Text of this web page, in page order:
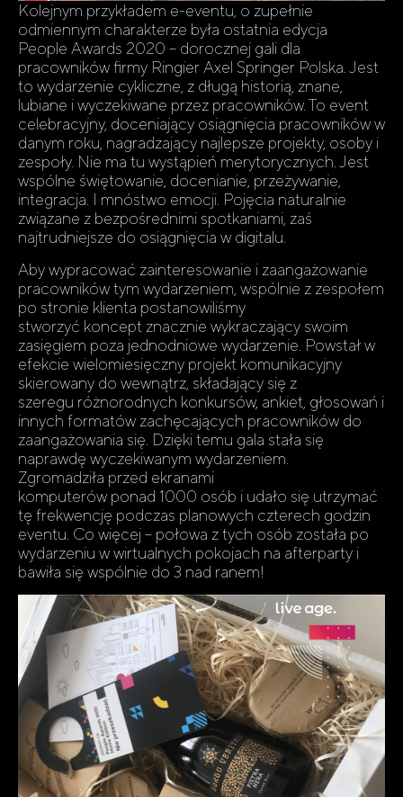
Kolejnym przykładem e-eventu, o zupełnie
odmiennym charakterze była ostatnia edycja
People Awards 2020 – dorocznej gali dla
pracowników firmy Ringier Axel Springer Polska. Jest
to wydarzenie cykliczne, z długą historią, znane,
lubiane i wyczekiwane przez pracowników. To event
celebracyjny, doceniający osiągnięcia pracowników w
danym roku, nagradzający najlepsze projekty, osoby i
zespoły. Nie ma tu wystąpień merytorycznych. Jest
wspólne świętowanie, docenianie, przeżywanie,
integracja. I mnóstwo emocji. Pojęcia naturalnie
związane z bezpośrednimi spotkaniami, zaś
najtrudniejsze do osiągnięcia w digitalu.
Aby wypracować zainteresowanie i zaangażowanie
pracowników tym wydarzeniem, wspólnie z zespołem
po stronie klienta postanowiliśmy
stworzyć koncept znacznie wykraczający swoim
zasięgiem poza jednodniowe wydarzenie. Powstał w
efekcie wielomiesięczny projekt komunikacyjny
skierowany do wewnątrz, składający się z
szeregu różnorodnych konkursów, ankiet, głosowań i
innych formatów zachęcających pracowników do
zaangażowania się. Dzięki temu gala stała się
naprawdę wyczekiwanym wydarzeniem.
Zgromadziła przed ekranami
komputerów ponad 1000 osób i udało się utrzymać
tę frekwencję podczas planowych czterech godzin
eventu. Co więcej – połowa z tych osób została po
wydarzeniu w wirtualnych pokojach na afterparty i
bawiła się wspólnie do 3 nad ranem!